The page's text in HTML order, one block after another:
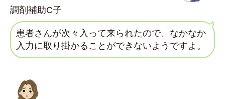
調剤補助C子
患者さんが次々入って来られたので、なかなか
入力に取り掛かることができないようですよ。